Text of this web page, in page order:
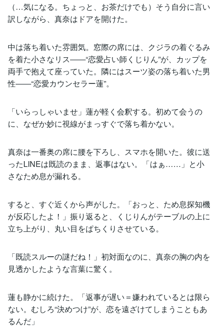
（…気になる。ちょっと、お茶だけでも）そう自分に言い
訳しながら、真奈はドアを開けた。
中は落ち着いた雰囲気。窓際の席には、クジラの着ぐるみ
を着た小さなリス――“恋愛占い師くじりん”が、カップを
両手で抱えて座っていた。隣にはスーツ姿の落ち着いた男
性――“恋愛カウンセラー蓮”。
「いらっしゃいませ」蓮が軽く会釈する。初めて会うの
に、なぜか妙に視線がまっすぐで落ち着かない。
真奈は一番奥の席に腰を下ろし、スマホを開いた。彼に送
ったLINEは既読のまま、返事はない。「はぁ……」と小
さなため息が漏れる。
すると、すぐ近くから声がした。「おっと、ため息探知機
が反応したよ！」振り返ると、くじりんがテーブルの上に
立ち上がり、丸い目をぱちくりさせている。
「既読スルーの謎だね！」初対面なのに、真奈の胸の内を
見透かしたような言葉に驚く。
蓮も静かに続けた。「返事が遅い＝嫌われているとは限ら
ない。むしろ“決めつけ”が、恋を遠ざけてしまうこともあ
るんだ」